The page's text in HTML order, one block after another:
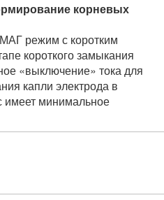
корневых
режим с коротким
короткого замыкания
«выключение» тока для
капли электрода в
имеет минимальное